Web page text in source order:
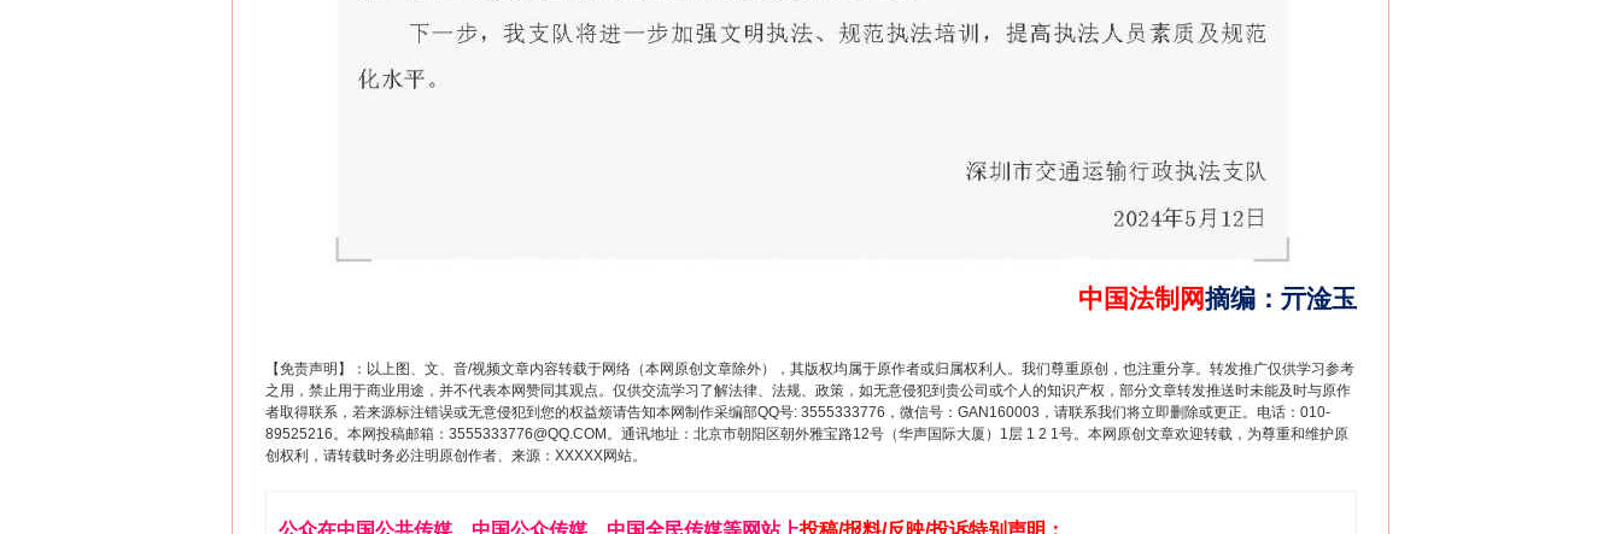
中国法制网摘编 ： 亓淦玉
【免责声明】：以上图、文、音/视频文章内容转载于网络（本网原创文章除外），其版权均属于原作者或归属权利人。我们尊重原创，也注重分享。转发推广仅供学习参考
之用，禁止用于商业用途，并不代表本网赞同其观点。仅供交流学习了解法律、法规、政策，如无意侵犯到贵公司或个人的知识产权，部分文章转发推送时未能及时与原作
者取得联系，若来源标注错误或无意侵犯到您的权益烦请告知本网制作采编部QQ号: 3555333776，微信号：GAN160003，请联系我们将立即删除或更正。电话：010-
89525216。本网投稿邮箱：3555333776@QQ.COM。通讯地址：北京市朝阳区朝外雅宝路12号（华声国际大厦）1层 1 2 1号。本网原创文章欢迎转载，为尊重和维护原
创权利，请转载时务必注明原创作者、来源：XXXXX网站。
公众在中国公共传媒、中国公众传媒、中国全民传媒等网站上投稿/报料/反映/投诉特别声明：